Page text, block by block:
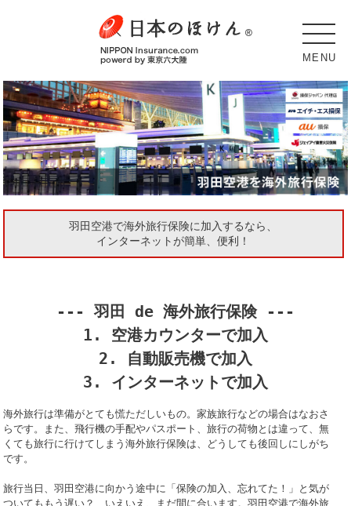
MENU
羽田空港で海外旅行保険に加入するなら、
インターネットが簡単、便利！
--- 羽田 de 海外旅行保険 ---
1. 空港カウンターで加入
2. 自動販売機で加入
3. インターネットで加入
海外旅行は準備がとても慌ただしいもの。家族旅行などの場合はなおさ
らです。また、飛行機の手配やパスポート、旅行の荷物とは違って、無
くても旅行に行けてしまう海外旅行保険は、どうしても後回しにしがち
です。
旅行当日、羽田空港に向かう途中に「保険の加入、忘れてた！」と気が
ついてももう遅い？ いえいえ、まだ間に合います。羽田空港で海外旅